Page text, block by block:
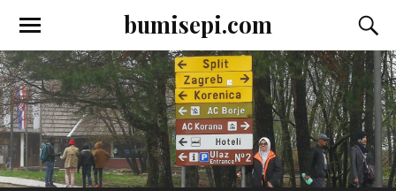
bumisepi.com